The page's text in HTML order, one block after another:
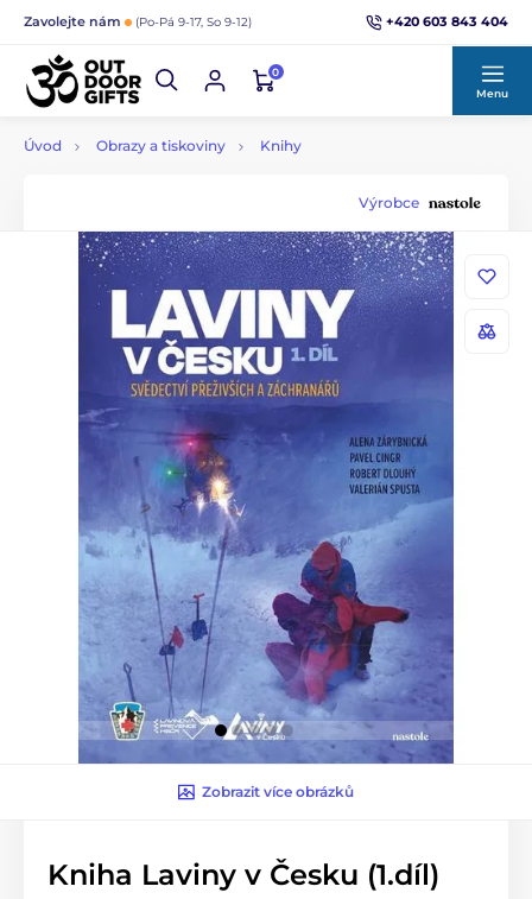
Zavolejte nám (Po-Pá 9-17, So 9-12) +420 603 843 404
0
Menu
Úvod Obrazy a tiskoviny Knihy
Výrobce
Zobrazit více obrázků
Kniha Laviny v Česku (1.díl)